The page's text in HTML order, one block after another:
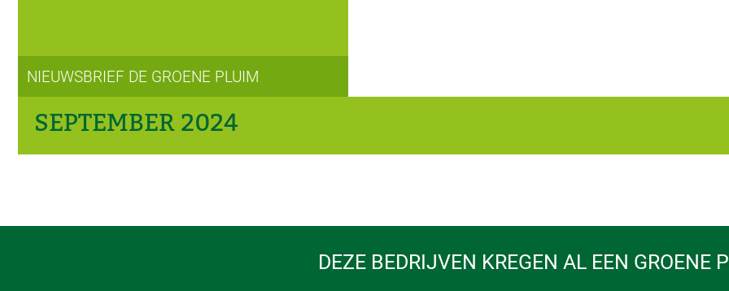
NIEUWSBRIEF DE GROENE PLUIM
SEPTEMBER 2024
DEZE BEDRIJVEN KREGEN AL EEN GROENE